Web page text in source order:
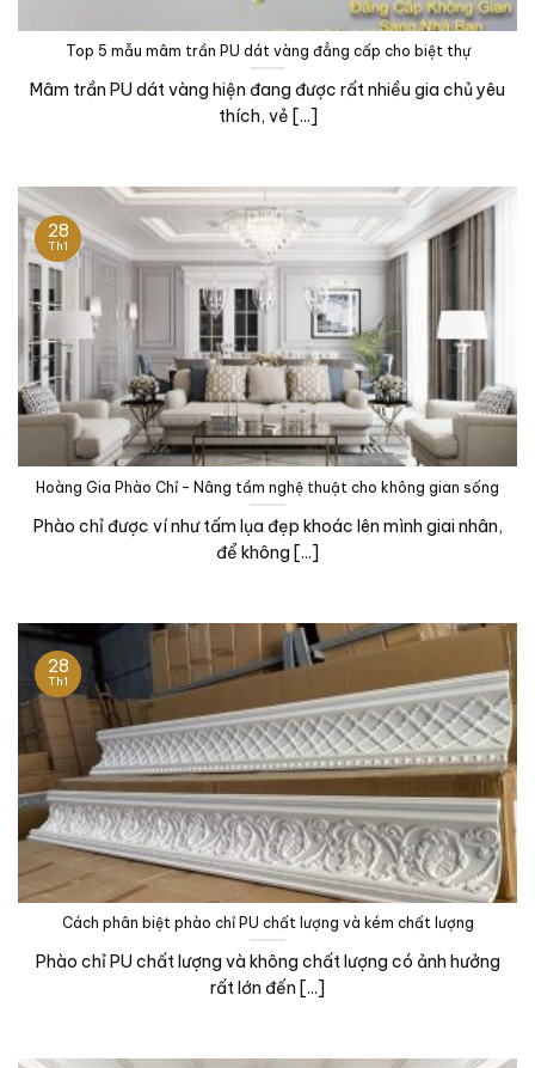
Top 5 mẫu mâm trần PU dát vàng đẳng cấp cho biệt thự
Mâm trần PU dát vàng hiện đang được rất nhiều gia chủ yêu
thích, vẻ [...]
Hoàng Gia Phào Chỉ – Nâng tầm nghệ thuật cho không gian sống
Phào chỉ được ví như tấm lụa đẹp khoác lên mình giai nhân,
để không [...]
28
Th1
Cách phân biệt phào chỉ PU chất lượng và kém chất lượng
Phào chỉ PU chất lượng và không chất lượng có ảnh hưởng
rất lớn đến [...]
28
Th1